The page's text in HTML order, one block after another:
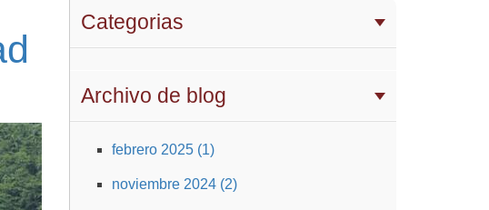
Categorias
Archivo de blog
febrero 2025 (1)
noviembre 2024 (2)